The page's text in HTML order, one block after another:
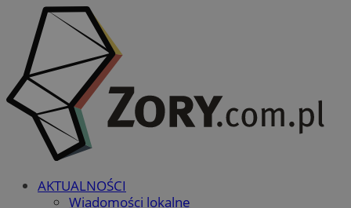
AKTUALNOŚCI
Wiadomości lokalne